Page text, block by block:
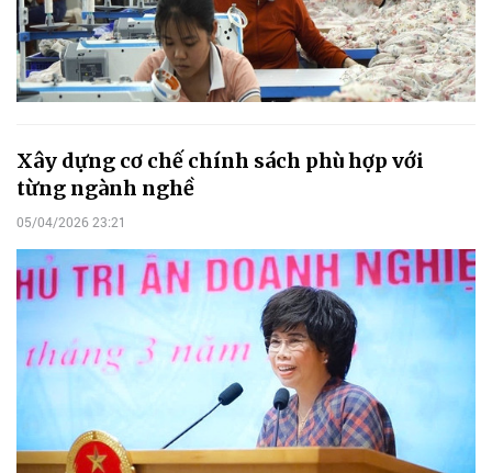
Xây dựng cơ chế chính sách phù hợp với
từng ngành nghề
05/04/2026 23:21